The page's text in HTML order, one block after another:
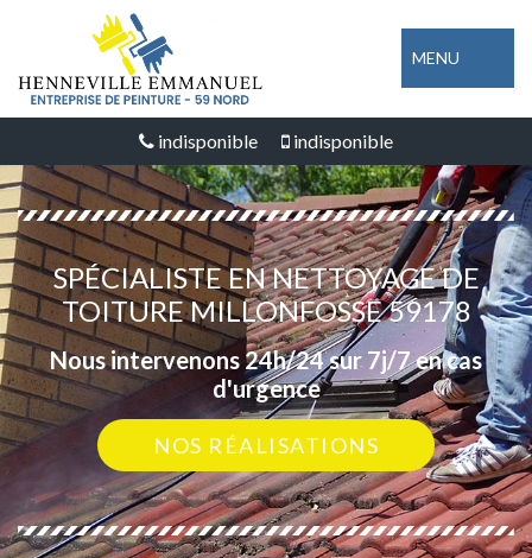
MENU
indisponible indisponible
SPÉCIALISTE EN NETTOYAGE DE
TOITURE MILLONFOSSE 59178
Nous intervenons 24h/24 sur 7j/7 en cas
d'urgence
NOS RÉALISATIONS